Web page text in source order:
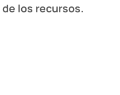
los recursos.